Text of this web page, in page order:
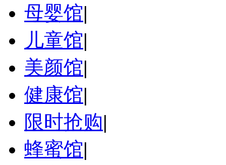
母婴馆|
儿童馆|
美颜馆|
健康馆|
限时抢购|
蜂蜜馆|